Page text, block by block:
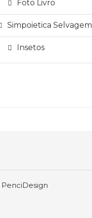
Foto Livro
Simpoietica Selvagem
Insetos
PenciDesign